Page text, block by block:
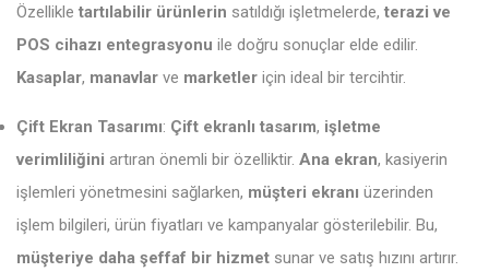
Özellikle tartılabilir ürünlerin satıldığı işletmelerde, terazi ve
POS cihazı entegrasyonu ile doğru sonuçlar elde edilir.
Kasaplar, manavlar ve marketler için ideal bir tercihtir.
Çift Ekran Tasarımı: Çift ekranlı tasarım, işletme
verimliliğini artıran önemli bir özelliktir. Ana ekran, kasiyerin
işlemleri yönetmesini sağlarken, müşteri ekranı üzerinden
işlem bilgileri, ürün fiyatları ve kampanyalar gösterilebilir. Bu,
müşteriye daha şeffaf bir hizmet sunar ve satış hızını artırır.